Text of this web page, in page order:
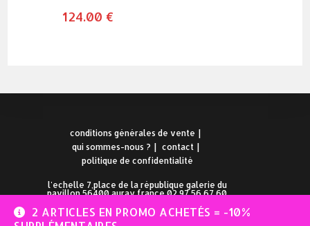
2 ARTICLES EN PROMO ACHETÉS = -10%
124.00€
conditions générales de vente
qui sommes-nous ?
contact
politique de confidentialité
l'echelle 7,place de la république galerie du
pavillon 56400 auray france 02.97.56.67.60